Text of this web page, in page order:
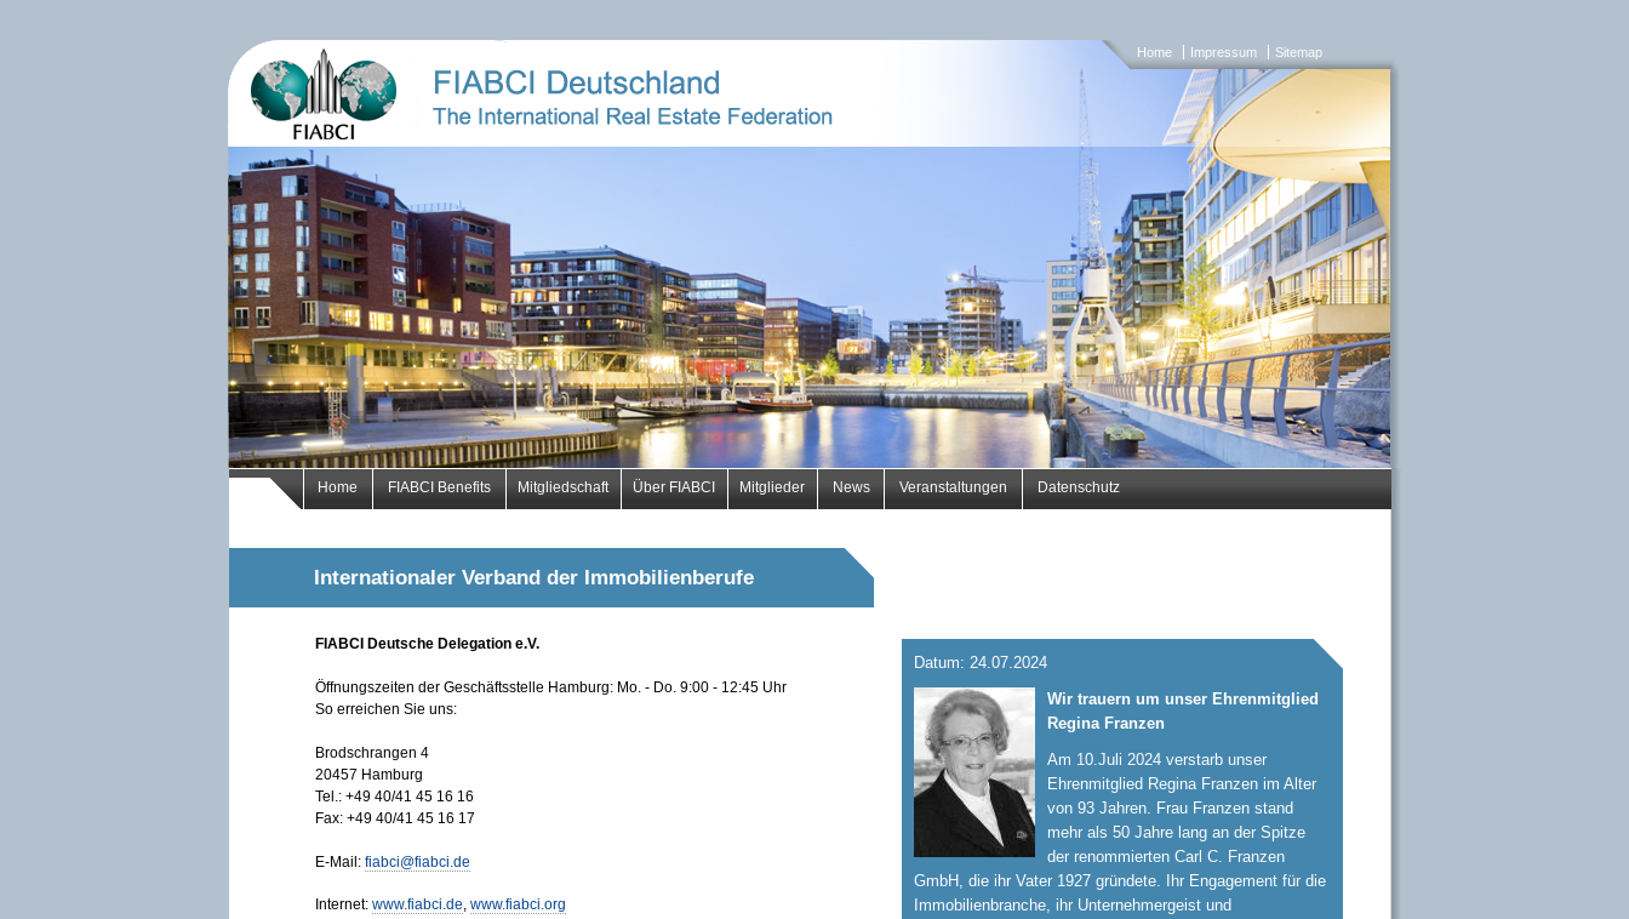
Home Impressum Sitemap
Home FIABCI Benefits Mitgliedschaft Über FIABCI Mitglieder News Veranstaltungen Datenschutz
Internationaler Verband der Immobilienberufe
FIABCI Deutsche Delegation e.V.
Öffnungszeiten der Geschäftsstelle Hamburg: Mo. - Do. 9:00 - 12:45 Uhr
So erreichen Sie uns:
Brodschrangen 4
20457 Hamburg
Tel.: +49 40/41 45 16 16
Fax: +49 40/41 45 16 17
E-Mail: fiabci@fiabci.de
Internet: www.fiabci.de, www.fiabci.org
Datum: 24.07.2024
Wir trauern um unser Ehrenmitglied
Regina Franzen
Am 10.Juli 2024 verstarb unser
Ehrenmitglied Regina Franzen im Alter
von 93 Jahren. Frau Franzen stand
mehr als 50 Jahre lang an der Spitze
der renommierten Carl C. Franzen
GmbH, die ihr Vater 1927 gründete. Ihr Engagement für die
Immobilienbranche, ihr Unternehmergeist und